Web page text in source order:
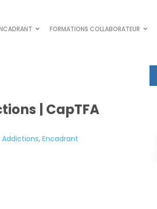
FORMATIONS COLLABORATEUR
| CapTFA
Addictions, Encadrant